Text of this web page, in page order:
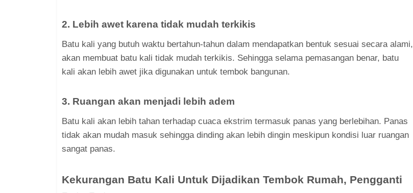
2. Lebih awet karena tidak mudah terkikis
Batu kali yang butuh waktu bertahun-tahun dalam mendapatkan bentuk sesuai secara alami,
akan membuat batu kali tidak mudah terkikis. Sehingga selama pemasangan benar, batu
kali akan lebih awet jika digunakan untuk tembok bangunan.
3. Ruangan akan menjadi lebih adem
Batu kali akan lebih tahan terhadap cuaca ekstrim termasuk panas yang berlebihan. Panas
tidak akan mudah masuk sehingga dinding akan lebih dingin meskipun kondisi luar ruangan
sangat panas.
Kekurangan Batu Kali Untuk Dijadikan Tembok Rumah, Pengganti